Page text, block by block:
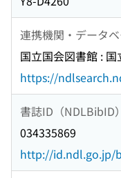
連携機関・データ
国立国会図書館 :
https://
書誌ID（NDLBibID）
034335869
http://id.ndl.go.jp/